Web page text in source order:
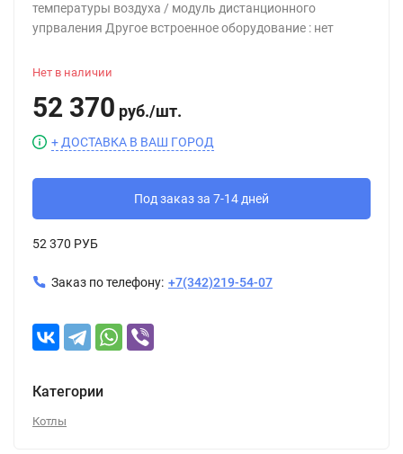
температуры воздуха / модуль дистанционного
упрваления Другое встроенное оборудование : нет
Нет в наличии
52 370 руб./шт.
+ ДОСТАВКА В ВАШ ГОРОД
Под заказ за 7-14 дней
52 370 РУБ
Заказ по телефону: +7(342)219-54-07
Категории
Котлы